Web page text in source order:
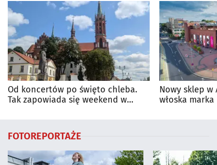
Od koncertów po święto chleba.
Tak zapowiada się weekend w
Nowy sklep w
włoska
FOTOREPORTAŻE